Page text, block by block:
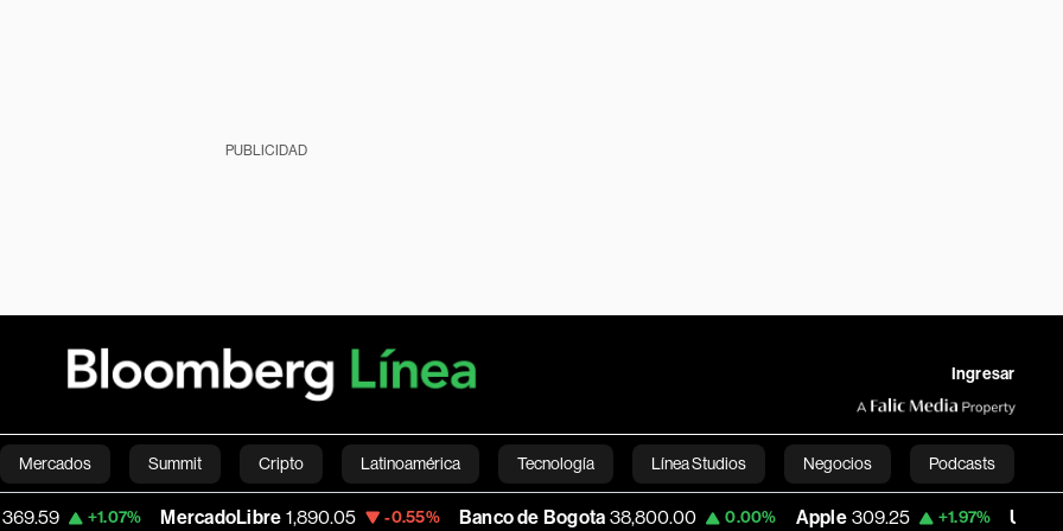
PUBLICIDAD
Ingresar
Mercados Summit Cripto Latinoamérica Tecnología Línea Studios Negocios Podcasts
Economía Estilo de vida Mundo Videos English
MercadoLibre 1,890.05 -0.55% Banco de Bogota 38,800.00 0.00% Apple 309.25 +1.97% USD COP 3,195.99